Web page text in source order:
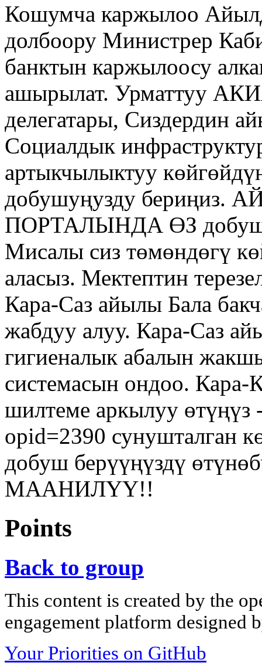
Кошумча каржылоо
долбоору Министрер
банктын каржылоосу
ашырылат. Урматтуу
делегатары, Сиздердин
Социалдык
артыкчылыктуу
добушуңузду
ПОРТАЛЫНДА ӨЗ
Мисалы сиз төмөндөгү
аласыз. Мектептин
Кара-Саз айылы Бала
жабдуу алуу. Кара-Саз
гигиеналык абалын
системасын ондоо. Кара-
шилтеме аркылуу
opid=2390 сунушталган
добуш берүүңүздү
МААНИЛҮҮ!!
Points
Back to group
This content is created by the
engagement platform designed
Your Priorities on GitHub